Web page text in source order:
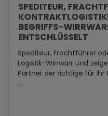
SPEDITEUR,
EGRIFFS-
NTSCHLÜSSELT
Spediteur, Frachtführer
Logistik-Wirrwarr und
Partner der richtige für
...